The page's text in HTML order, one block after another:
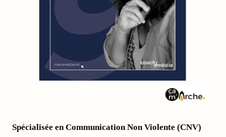
Spécialisée en Communication Non Violente (CNV)